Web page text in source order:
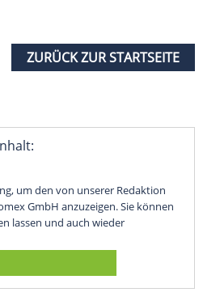
ZURÜCK ZUR STARTSEITE
um den von unserer Redaktion
GmbH anzuzeigen. Sie können
lassen und auch wieder